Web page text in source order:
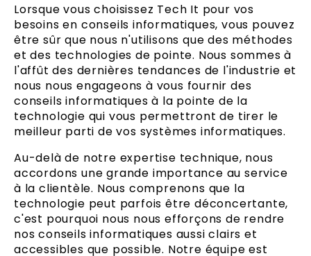
Lorsque vous choisissez Tech It pour vos
besoins en conseils informatiques, vous pouvez
être sûr que nous n'utilisons que des méthodes
et des technologies de pointe. Nous sommes à
l'affût des dernières tendances de l'industrie et
nous nous engageons à vous fournir des
conseils informatiques à la pointe de la
technologie qui vous permettront de tirer le
meilleur parti de vos systèmes informatiques.
Au-delà de notre expertise technique, nous
accordons une grande importance au service
à la clientèle. Nous comprenons que la
technologie peut parfois être déconcertante,
c'est pourquoi nous nous efforçons de rendre
nos conseils informatiques aussi clairs et
accessibles que possible. Notre équipe est